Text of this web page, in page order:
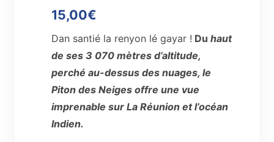
15,00€
Dan santié la renyon lé gayar ! Du haut
de ses 3 070 mètres d’altitude,
perché au-dessus des nuages, le
Piton des Neiges offre une vue
imprenable sur La Réunion et l’océan
Indien.